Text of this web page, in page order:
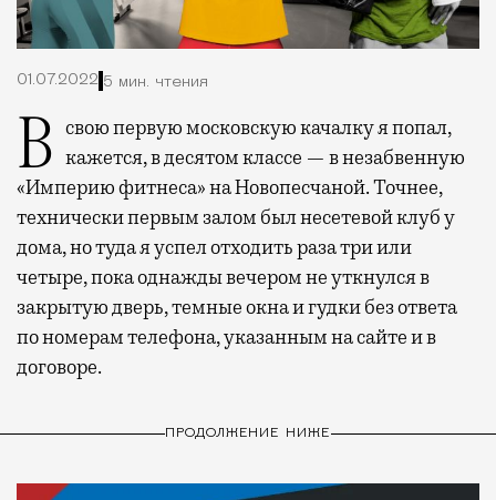
01.07.2022 5 мин. чтения
В свою первую московскую качалку я попал, кажется, в десятом классе — в незабвенную
«Империю фитнеса» на Новопесчаной. Точнее,
технически первым залом был несетевой клуб у
дома, но туда я успел отходить раза три или
четыре, пока однажды вечером не уткнулся в
закрытую дверь, темные окна и гудки без ответа
по номерам телефона, указанным на сайте и в
договоре.
ПРОДОЛЖЕНИЕ НИЖЕ